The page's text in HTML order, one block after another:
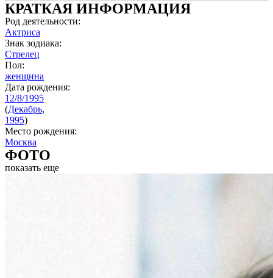
КРАТКАЯ ИНФОРМАЦИЯ
Род деятельности:
Актриса
Знак зодиака:
Стрелец
Пол:
женщина
Дата рождения:
12/8/1995
(Декабрь,
1995)
Место рождения:
Москва
ФОТО
показать еще